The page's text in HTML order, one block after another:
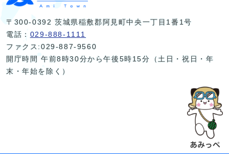
〒300-0392 茨城県稲敷郡阿見町中央一丁目1番1号
電話： 029-888-1111
ファクス:029-887-9560
開庁時間 午前8時30分から午後5時15分（土日・祝日・年
末・年始を除く）